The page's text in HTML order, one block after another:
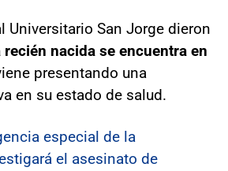
Universitario San Jorge dieron
recién nacida se encuentra en
presentando una
en su estado de salud.
especial de la
el asesinato de